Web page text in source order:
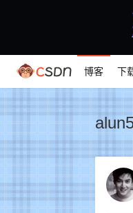
博客 下